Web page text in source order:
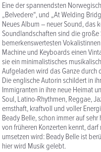
Eine der spannendsten
„Belvedere“, und „At Welding
Neues Album – neuer Sound, das
Soundlandschaften sind die große
bemerkenswertesten
Machine und Keyboards einen
sie ein minimalistisches
Aufgeladen wird das Ganze durch
Die englische Autorin schildert in
Immigranten in ihre neue Heimat
Soul, Latino-Rhythmen, Reggae,
ernsthaft, kraftvoll und voller
Beady Belle, schon immer auf
von früheren Konzerten kennt,
umsetzen wird: Beady Belle ist
hier wird Musik gelebt.